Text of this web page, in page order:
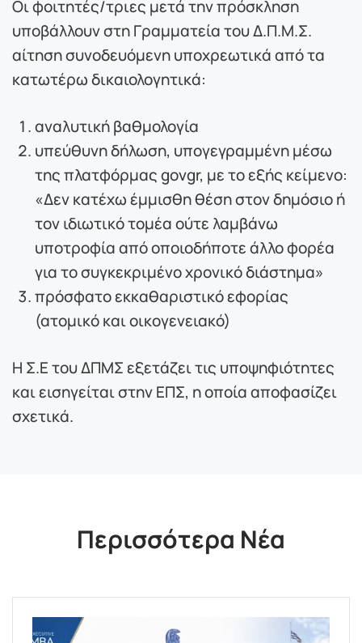
Οι φοιτητές/τριες μετά την πρόσκληση
υποβάλλουν στη Γραμματεία του Δ.Π.Μ.Σ.
αίτηση συνοδευόμενη υποχρεωτικά από τα
κατωτέρω δικαιολογητικά:
αναλυτική βαθμολογία
υπεύθυνη δήλωση, υπογεγραμμένη μέσω
της πλατφόρμας govgr, με το εξής κείμενο:
«Δεν κατέχω έμμισθη θέση στον δημόσιο ή
τον ιδιωτικό τομέα ούτε λαμβάνω
υποτροφία από οποιοδήποτε άλλο φορέα
για το συγκεκριμένο χρονικό διάστημα»
πρόσφατο εκκαθαριστικό εφορίας
(ατομικό και οικογενειακό)
Η Σ.Ε του ΔΠΜΣ εξετάζει τις υποψηφιότητες
και εισηγείται στην ΕΠΣ, η οποία αποφασίζει
σχετικά.
Περισσότερα Νέα